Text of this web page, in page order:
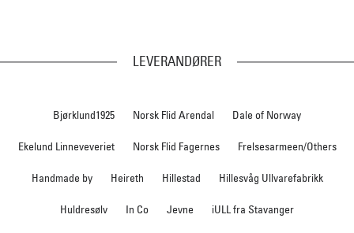
LEVERANDØRER
Bjørklund1925 Norsk Flid Arendal Dale of Norway
Ekelund Linneveveriet Norsk Flid Fagernes Frelsesarmeen/Others
Handmade by Heireth Hillestad Hillesvåg Ullvarefabrikk
Huldresølv In Co Jevne iULL fra Stavanger